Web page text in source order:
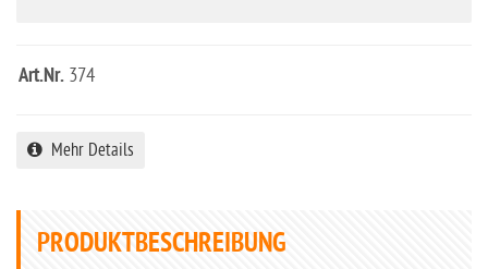
Art.Nr. 374
Mehr Details
PRODUKTBESCHREIBUNG